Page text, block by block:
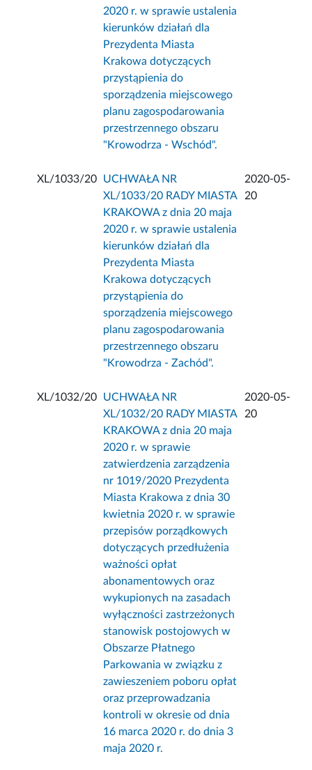
2020 r. w sprawie ustalenia
kierunków działań dla
Prezydenta Miasta
Krakowa dotyczących
przystąpienia do
sporządzenia miejscowego
planu zagospodarowania
przestrzennego obszaru
"Krowodrza - Wschód".
XL/1033/20
UCHWAŁA NR
XL/1033/20 RADY MIASTA
KRAKOWA z dnia 20 maja
2020 r. w sprawie ustalenia
kierunków działań dla
Prezydenta Miasta
Krakowa dotyczących
przystąpienia do
sporządzenia miejscowego
planu zagospodarowania
przestrzennego obszaru
"Krowodrza - Zachód".
2020-05-
20
XL/1032/20
UCHWAŁA NR
XL/1032/20 RADY MIASTA
KRAKOWA z dnia 20 maja
2020 r. w sprawie
zatwierdzenia zarządzenia
nr 1019/2020 Prezydenta
Miasta Krakowa z dnia 30
kwietnia 2020 r. w sprawie
przepisów porządkowych
dotyczących przedłużenia
ważności opłat
abonamentowych oraz
wykupionych na zasadach
wyłączności zastrzeżonych
stanowisk postojowych w
Obszarze Płatnego
Parkowania w związku z
zawieszeniem poboru opłat
oraz przeprowadzania
kontroli w okresie od dnia
16 marca 2020 r. do dnia 3
maja 2020 r.
2020-05-
20